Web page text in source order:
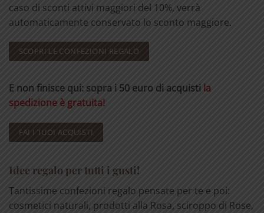
caso di sconti attivi maggiori del 10%, verrà
automaticamente conservato lo sconto maggiore.
SCOPRI LE CONFEZIONI REGALO
E non finisce qui: sopra i 50 euro di acquisti la
spedizione è gratuita!
FAI I TUOI ACQUISTI
Idee regalo per tutti i gusti!
Tantissime confezioni regalo pensate per te e poi:
cosmetici naturali, prodotti alla Rosa, sciroppo di Rose,